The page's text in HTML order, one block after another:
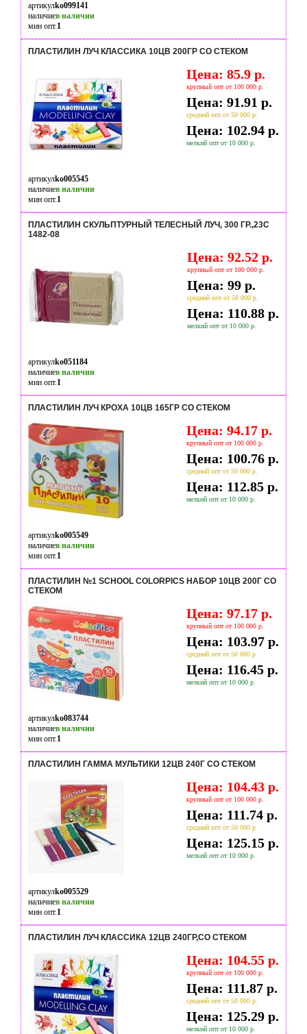
артикулko099141
наличиев наличии
мин опт.1
ПЛАСТИЛИН ЛУЧ КЛАССИКА 10ЦВ 200ГР СО СТЕКОМ
Цена: 85.9 р.
крупный опт от 100 000 р.
Цена: 91.91 р.
средний опт от 50 000 р.
Цена: 102.94 р.
мелкий опт от 10 000 р.
артикулko005545
наличиев наличии
мин опт.1
ПЛАСТИЛИН СКУЛЬПТУРНЫЙ ТЕЛЕСНЫЙ ЛУЧ, 300 ГР.,23С
1482-08
Цена: 92.52 р.
крупный опт от 100 000 р.
Цена: 99 р.
средний опт от 50 000 р.
Цена: 110.88 р.
мелкий опт от 10 000 р.
артикулko051184
наличиев наличии
мин опт.1
ПЛАСТИЛИН ЛУЧ КРОХА 10ЦВ 165ГР СО СТЕКОМ
Цена: 94.17 р.
крупный опт от 100 000 р.
Цена: 100.76 р.
средний опт от 50 000 р.
Цена: 112.85 р.
мелкий опт от 10 000 р.
артикулko005549
наличиев наличии
мин опт.1
ПЛАСТИЛИН №1 SCHOOL COLORPICS НАБОР 10ЦВ 200Г СО
СТЕКОМ
Цена: 97.17 р.
крупный опт от 100 000 р.
Цена: 103.97 р.
средний опт от 50 000 р.
Цена: 116.45 р.
мелкий опт от 10 000 р.
артикулko083744
наличиев наличии
мин опт.1
ПЛАСТИЛИН ГАММА МУЛЬТИКИ 12ЦВ 240Г СО СТЕКОМ
Цена: 104.43 р.
крупный опт от 100 000 р.
Цена: 111.74 р.
средний опт от 50 000 р.
Цена: 125.15 р.
мелкий опт от 10 000 р.
артикулko005529
наличиев наличии
мин опт.1
ПЛАСТИЛИН ЛУЧ КЛАССИКА 12ЦВ 240ГР,СО СТЕКОМ
Цена: 104.55 р.
крупный опт от 100 000 р.
Цена: 111.87 р.
средний опт от 50 000 р.
Цена: 125.29 р.
мелкий опт от 10 000 р.